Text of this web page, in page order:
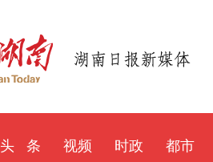
头 条 视频 时政 都市